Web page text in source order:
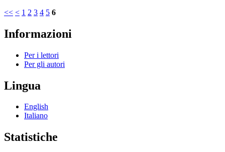
<< < 1 2 3 4 5 6
Informazioni
Per i lettori
Per gli autori
Lingua
English
Italiano
Statistiche